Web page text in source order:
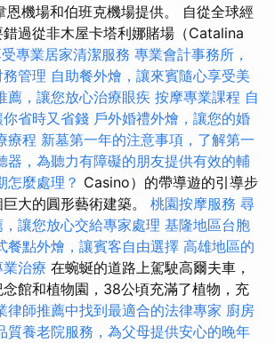
恩機場和伯班克機場提供。 自從全球經
過從非木屋卡塔利娜賭場（Catalina
專業居家清潔服務 專業會計事務所，
管理 自助餐外燴，讓來賓隨心享受美
薦，讓您放心治療眼疾 按摩專業課程 自
省時又省錢 戶外婚禮外燴，讓您的婚
療程 新墓第一年的注意事項，了解第一
器，為聽力有障礙的朋友提供有效的輔
怎麼處理？ Casino）的帶導遊的引導步
大的圓形藝術建築。 桃園按摩服務 尋
讓您放心交給專家處理 基隆地區台胞
餐點外燴，讓賓客自由選擇 高雄地區的
治療 在蜿蜒的道路上駕駛高爾夫車，
館和植物園，38公頃充滿了植物，充
律師推薦中找到最適合的法律專家 廚房
質養老院服務，為父母提供安心的晚年